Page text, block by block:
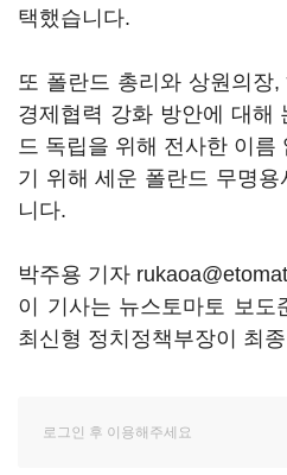
택했습니다.
또 폴란드 총리와 상원의장
경제협력 강화 방안에 대해
드 독립을 위해 전사한 이름
기 위해 세운 폴란드 무명
니다.
박주용 기자
이 기사는 뉴스토마토 보도
최신형 정치정책부장이 최